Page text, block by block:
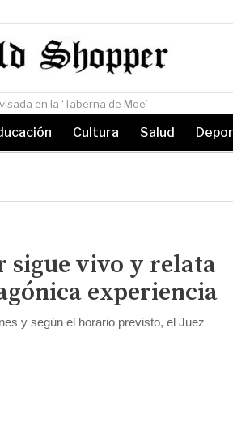
Cultura Salud
sigue vivo y relata
experiencia
y según el horario previsto, el Juez